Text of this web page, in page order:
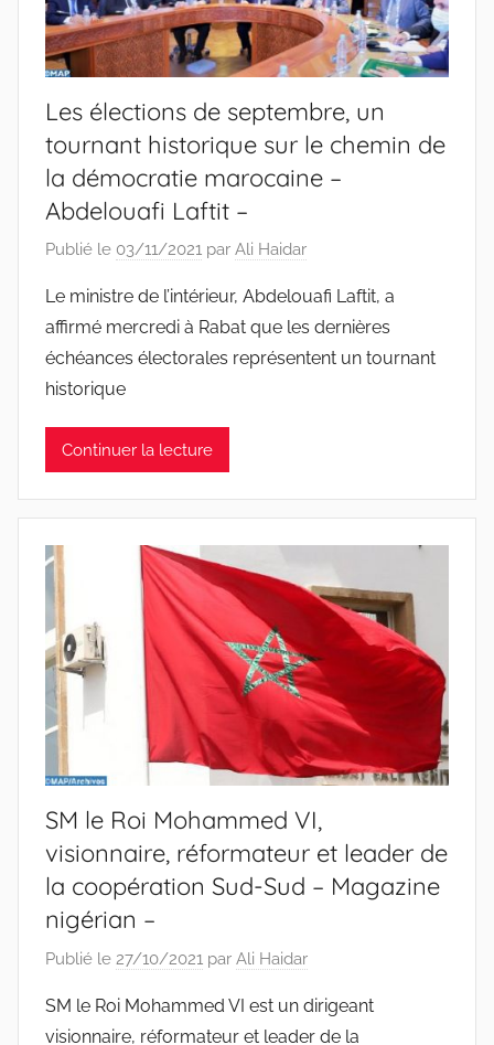
Les élections de septembre, un
tournant historique sur le chemin de
la démocratie marocaine –
Abdelouafi Laftit –
Publié le 03/11/2021 par Ali Haidar
Le ministre de l’intérieur, Abdelouafi Laftit, a
affirmé mercredi à Rabat que les dernières
échéances électorales représentent un tournant
historique
Continuer la lecture
SM le Roi Mohammed VI,
visionnaire, réformateur et leader de
la coopération Sud-Sud – Magazine
nigérian –
Publié le 27/10/2021 par Ali Haidar
SM le Roi Mohammed VI est un dirigeant
visionnaire, réformateur et leader de la